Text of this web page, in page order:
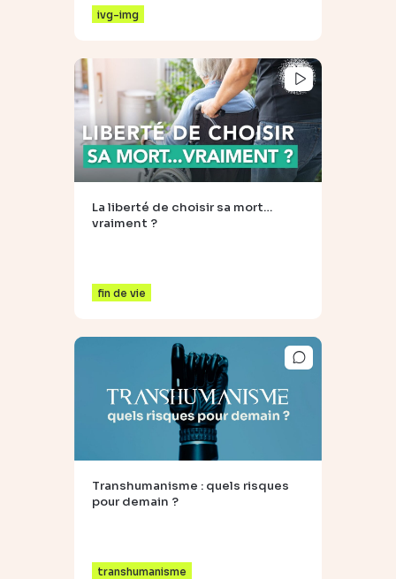
ivg-img
La liberté de choisir sa mort…
vraiment ?
fin de vie
Transhumanisme : quels risques
pour demain ?
transhumanisme